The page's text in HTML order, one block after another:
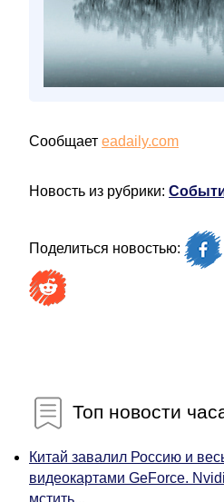
Сообщает eadaily.com
Новость из рубрики:
Поделиться новостью:
Топ новости
Китай завалил Россию и
видеокартами GeForce.